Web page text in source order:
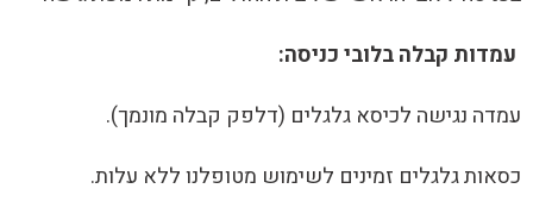
עמדות קבלה בלובי כניסה:
עמדה נגישה לכיסא גלגלים (דלפק קבלה מונמך).
כסאות גלגלים זמינים לשימוש מטופלנו ללא עלות.